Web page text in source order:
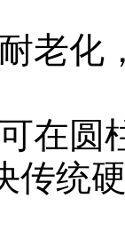
老化
在圆
传统